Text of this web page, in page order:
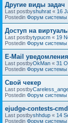
Другие виды задач
Last postbyshuhrat « 16
Postedin Форум системы
Доступ на
Last postbytypucm « 19
Postedin Форум системы
E-Mail уведомления
Last postbyOkMan « 31
Postedin Форум системы
Свой чекер
Last postby
Postedin Форум системы
ejudge-contests-cmd
Last postbyshhdup « 14
Postedin Форум системы